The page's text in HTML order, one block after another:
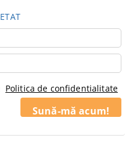
Politica de confidentialitate